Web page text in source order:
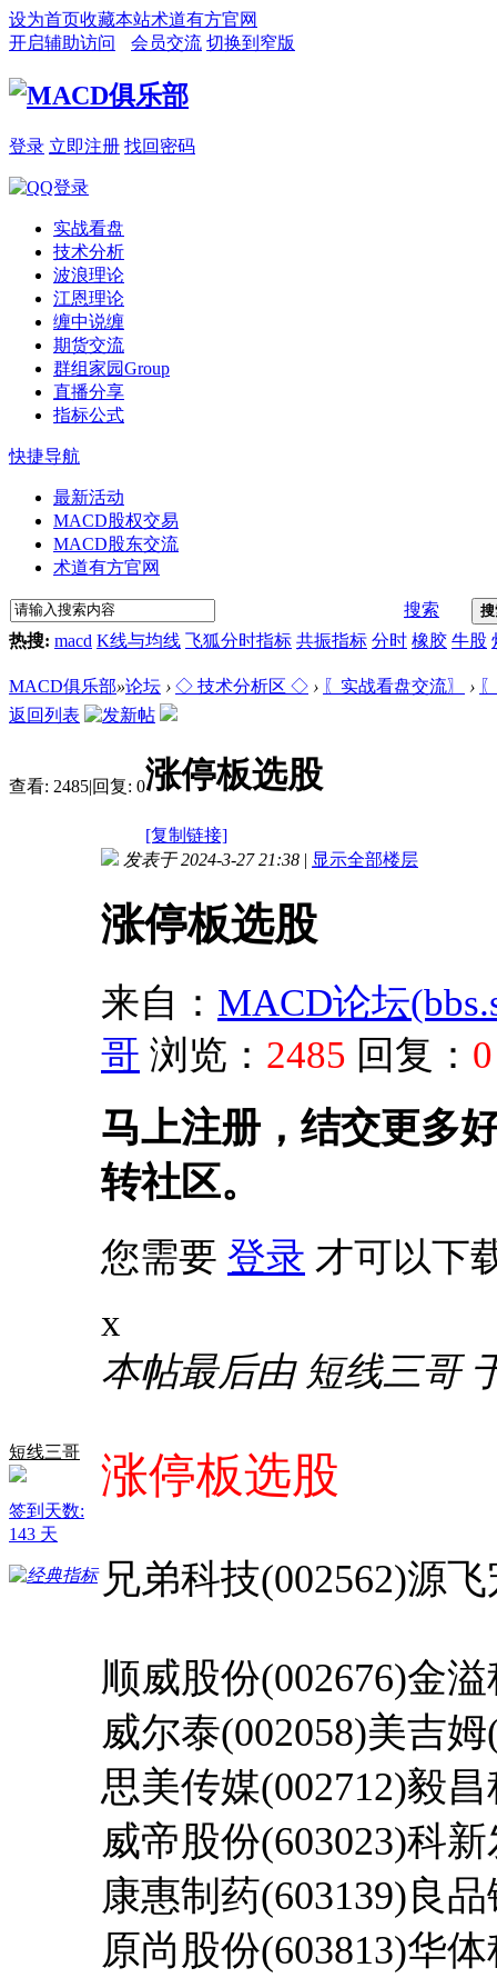
设为首页收藏本站术道有方官网
开启辅助访问
会员交流 切换到窄版
登录 立即注册 找回密码
实战看盘
技术分析
波浪理论
江恩理论
缠中说缠
期货交流
群组家园Group
直播分享
指标公式
快捷导航
最新活动
MACD股权交易
MACD股东交流
术道有方官网
搜索
热搜: macd K线与均线 飞狐分时指标 共振指标 分时 橡胶 牛股
MACD俱乐部»论坛 › ◇ 技术分析区 ◇ › 〖实战看盘交流〗 ›
返回列表
查看: 2485|回复: 0涨停板选股
[复制链接]
短线三哥
签到天数:
143 天
发表于 2024-3-27 21:38 | 显示全部楼层
涨停板选股
来自： MACD论坛
哥 浏览： 2485 回复： 0
马上注册，结交更多
转社区。
您需要 登录 才可以下
x
本帖最后由 短线三哥
涨停板选股
兄弟科技(002562)源
顺威股份(002676)金
威尔泰(002058)美吉
思美传媒(002712)毅
威帝股份(603023)科
康惠制药(603139)良
原尚股份(603813)华